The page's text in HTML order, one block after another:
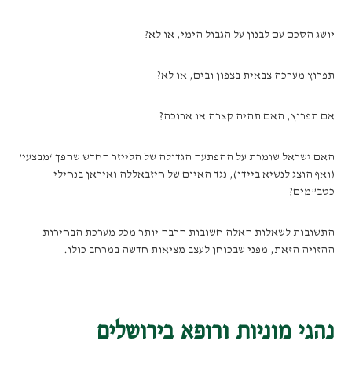
יושג הסכם עם לבנון על הגבול הימי, או לא?
תפרוץ מערכה צבאית בצפון ובים, או לא?
אם תפרוץ, האם תהיה קצרה או ארוכה?
האם ישראל שומרת על ההפתעה הגדולה של הלייזר החדש שהפך ‘מבצעי’
(ואף הוצג לנשיא ביידן), נגד האיום של חיזבאללה ואיראן בנחילי
כטב”מים?
התשובות לשאלות האלה חשובות הרבה יותר מכל מערכת הבחירות
ההזויה הזאת, מפני שבכוחן לעצב מציאות חדשה במרחב כולו.
נהגי מוניות ורופא בירושלים